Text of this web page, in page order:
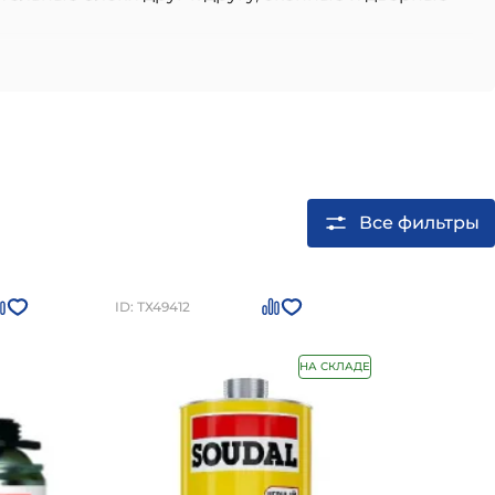
фундаментов и подвалов. Она также бывает
бетонных поверхностей, а также для
прочности и эластичности
сцепление герметика или мастики с
с соответствующим составом:
также применяется для грунтования
и дерево.
за короткое время.
Все фильтры
ID: ТХ49412
НА СКЛАДЕ